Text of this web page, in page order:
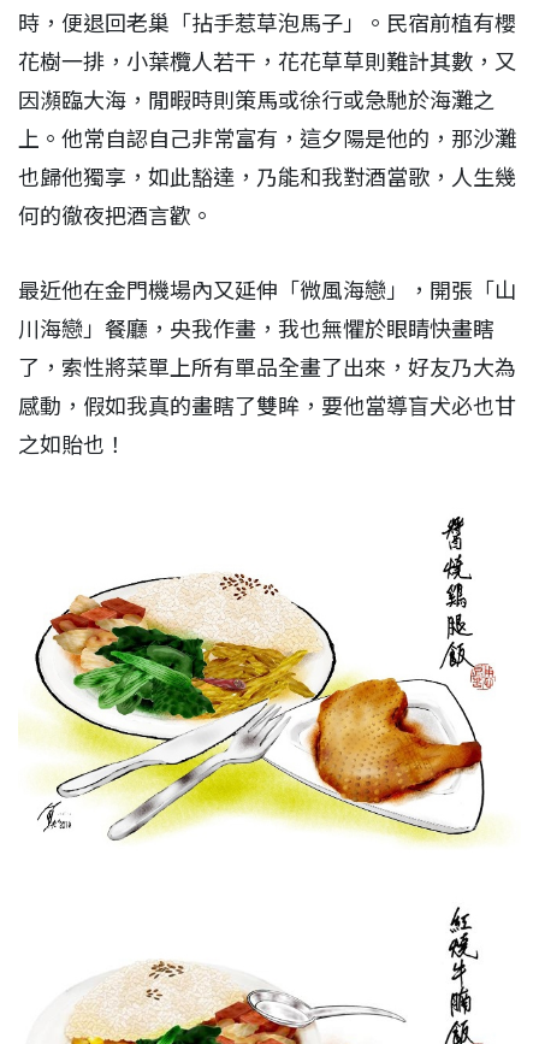
時，便退回老巢「拈手惹草泡馬子」。民宿前植有櫻
花樹一排，小葉欖人若干，花花草草則難計其數，又
因瀕臨大海，閒暇時則策馬或徐行或急馳於海灘之
上。他常自認自己非常富有，這夕陽是他的，那沙灘
也歸他獨享，如此豁達，乃能和我對酒當歌，人生幾
何的徹夜把酒言歡。
最近他在金門機場內又延伸「微風海戀」，開張「山
川海戀」餐廳，央我作畫，我也無懼於眼睛快畫瞎
了，索性將菜單上所有單品全畫了出來，好友乃大為
感動，假如我真的畫瞎了雙眸，要他當導盲犬必也甘
之如貽也！